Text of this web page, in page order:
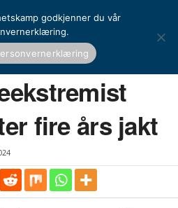
pågrepet etter fire års jakt
fire års jakt
godkjenner du vår